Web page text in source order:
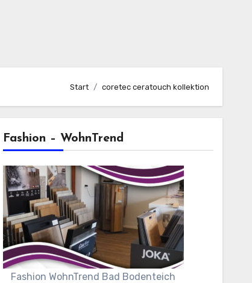
Start coretec ceratouch kollektion
Fashion – WohnTrend
Fashion WohnTrend Bad Bodenteich